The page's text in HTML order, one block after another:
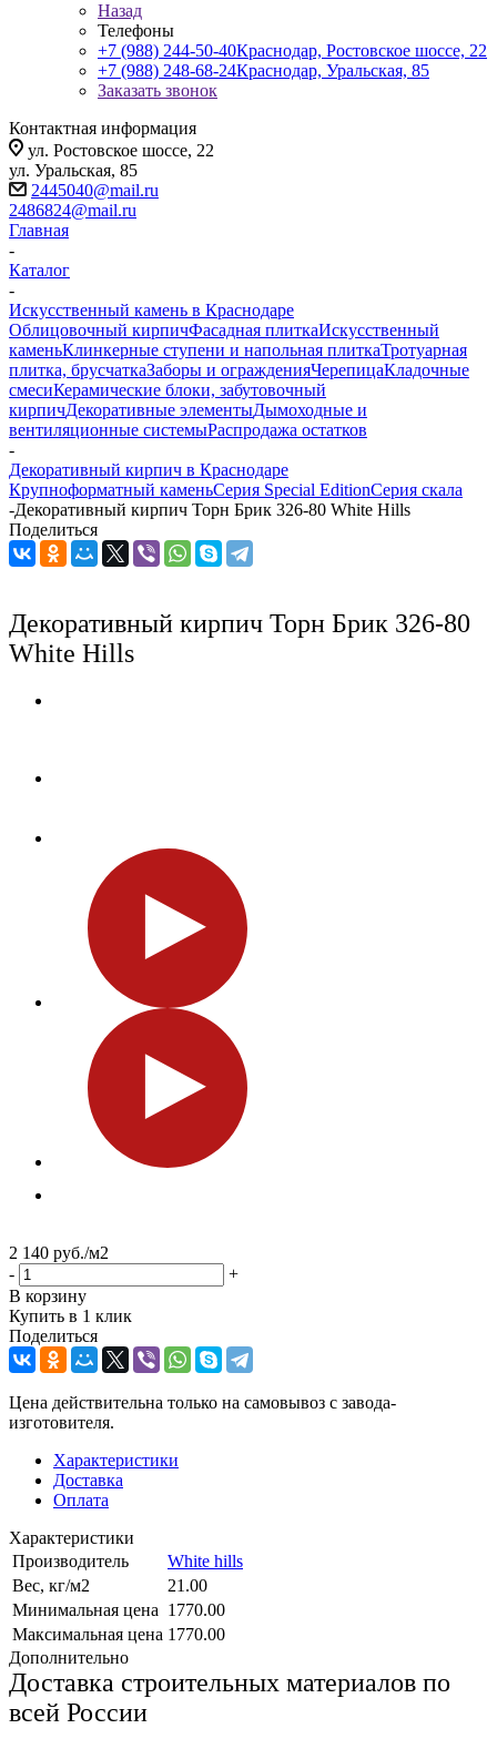
Назад
Телефоны
+7 (988) 244-50-40Краснодар, Ростовское шоссе, 22
+7 (988) 248-68-24Краснодар, Уральская, 85
Заказать звонок
Контактная информация
ул. Ростовское шоссе, 22
ул. Уральская, 85
2445040@mail.ru
2486824@mail.ru
Главная
-
Каталог
-
Искусственный камень в Краснодаре
Облицовочный кирпичФасадная плиткаИскусственный
каменьКлинкерные ступени и напольная плиткаТротуарная
плитка, брусчаткаЗаборы и огражденияЧерепицаКладочные
смесиКерамические блоки, забутовочный
кирпичДекоративные элементыДымоходные и
вентиляционные системыРаспродажа остатков
-
Декоративный кирпич в Краснодаре
Крупноформатный каменьСерия Special EditionСерия скала
-Декоративный кирпич Торн Брик 326-80 White Hills
Поделиться
Декоративный кирпич Торн Брик 326-80
White Hills
2 140 руб./м2
-
+
В корзину
Купить в 1 клик
Поделиться
Цена действительна только на самовывоз с завода-
изготовителя.
Характеристики
Доставка
Оплата
Характеристики
Производитель
White hills
Вес, кг/м2
21.00
Минимальная цена 1770.00
Максимальная цена 1770.00
Дополнительно
Доставка строительных материалов по
всей России